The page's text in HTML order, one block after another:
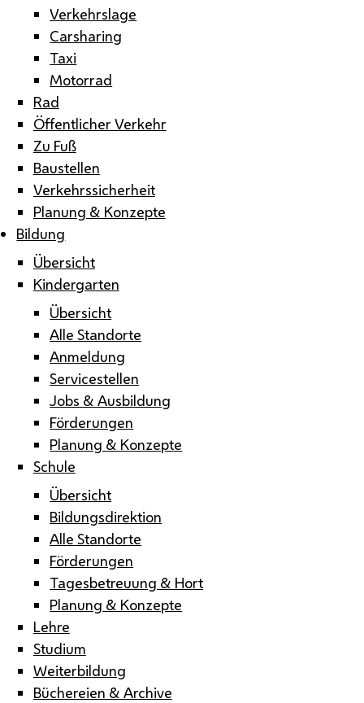
Verkehrslage
Carsharing
Taxi
Motorrad
Rad
Öffentlicher Verkehr
Zu Fuß
Baustellen
Verkehrssicherheit
Planung & Konzepte
Bildung
Übersicht
Kindergarten
Übersicht
Alle Standorte
Anmeldung
Servicestellen
Jobs & Ausbildung
Förderungen
Planung & Konzepte
Schule
Übersicht
Bildungsdirektion
Alle Standorte
Förderungen
Tagesbetreuung & Hort
Planung & Konzepte
Lehre
Studium
Weiterbildung
Büchereien & Archive